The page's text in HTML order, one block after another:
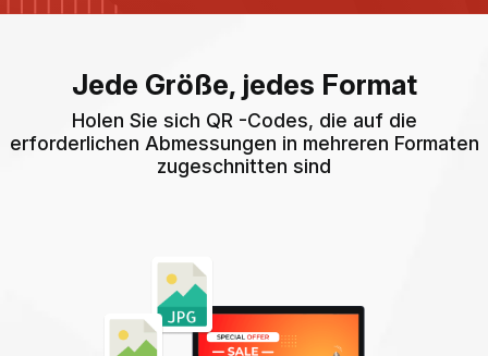
Jede Größe, jedes Format
Holen Sie sich QR -Codes, die auf die
erforderlichen Abmessungen in mehreren Formaten
zugeschnitten sind